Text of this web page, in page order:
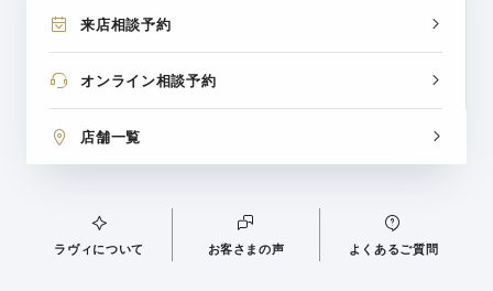
来店相談予約
オンライン相談予約
店舗一覧
ラヴィについて お客さまの声 よくあるご質問